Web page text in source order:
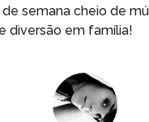
semana cheio de
diversão em família!